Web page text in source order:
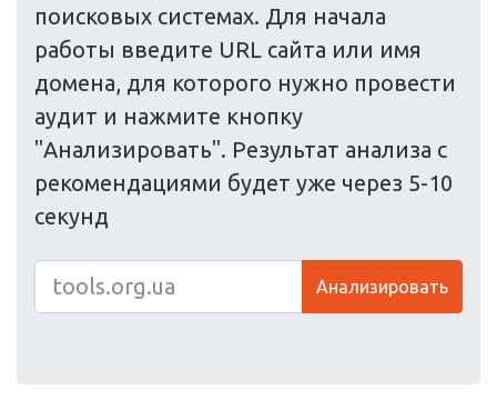
поисковых системах. Для начала
работы введите URL сайта или имя
домена, для которого нужно провести
аудит и нажмите кнопку
"Анализировать". Результат анализа с
рекомендациями будет уже через 5-10
секунд
Анализировать